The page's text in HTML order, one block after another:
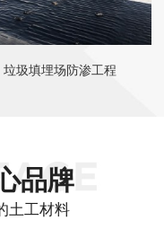
垃圾填埋场防渗工程
品牌
土工材料